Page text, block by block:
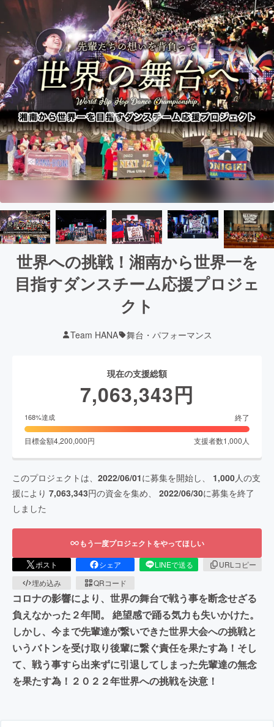
世界への挑戦！湘南から世界一を
目指すダンスチーム応援プロジェ
クト
Team HANA 舞台・パフォーマンス
現在の支援総額
7,063,343円
168%達成 終了
目標金額4,200,000円 支援者数1,000 人
このプロジェクトは、 2022/06/01に募集を開始し、 1,000人の支
援により 7,063,343円の資金を集め、 2022/06/30に募集を終了
しました
もう一度プロジェクトをやってほしい
ポスト シェア LINEで送る
URLコピー
埋め込み
QRコード
コロナの影響により、世界の舞台で戦う事を断念せざる
負えなかった２年間。 絶望感で踊る気力も失いかけた。
しかし、今まで先輩達が繋いできた世界大会への挑戦と
いうバトンを受け取り後輩に繋ぐ責任を果たす為！そし
て、戦う事すら出来ずに引退してしまった先輩達の無念
を果たす為！２０２２年世界への挑戦を決意！